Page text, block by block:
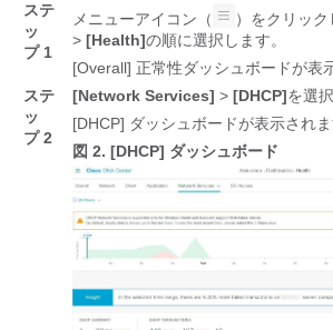
ステ
ッ
プ 1
メニューアイコン（ ）をクリック
> [Health]の順に選択します。
[Overall] 正常性ダッシュボードが表
ステ
ッ
プ 2
[Network Services] > [DHCP]を選
[DHCP] ダッシュボードが表示されま
図 2. [DHCP] ダッシュボード